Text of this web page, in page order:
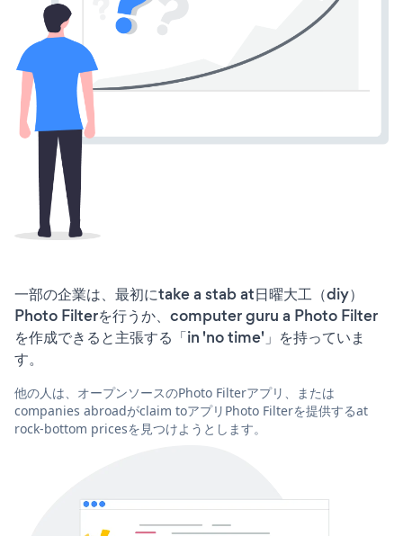
一部の企業は、最初にtake a stab at日曜大工（diy）
Photo Filterを行うか、computer guru a Photo Filter
を作成できると主張する「in 'no time'」を持っていま
す。
他の人は、オープンソースのPhoto Filterアプリ、または
companies abroadがclaim toアプリPhoto Filterを提供するat
rock-bottom pricesを見つけようとします。